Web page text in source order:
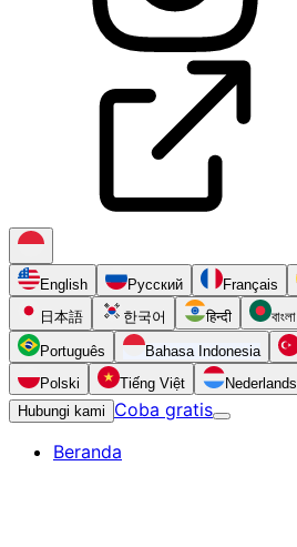
English Русский Français
日本語
한국어 हिन्दी বাংলা
Português Bahasa Indonesia
Polski
Tiếng Việt Nederlands
Hubungi kami
Coba gratis
Beranda